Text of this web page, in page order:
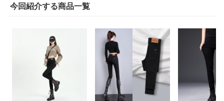
今回紹介する商品一覧